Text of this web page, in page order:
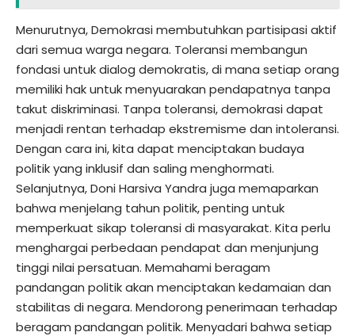
Menurutnya, Demokrasi membutuhkan partisipasi aktif
dari semua warga negara. Toleransi membangun
fondasi untuk dialog demokratis, di mana setiap orang
memiliki hak untuk menyuarakan pendapatnya tanpa
takut diskriminasi. Tanpa toleransi, demokrasi dapat
menjadi rentan terhadap ekstremisme dan intoleransi.
Dengan cara ini, kita dapat menciptakan budaya
politik yang inklusif dan saling menghormati.
Selanjutnya, Doni Harsiva Yandra juga memaparkan
bahwa menjelang tahun politik, penting untuk
memperkuat sikap toleransi di masyarakat. Kita perlu
menghargai perbedaan pendapat dan menjunjung
tinggi nilai persatuan. Memahami beragam
pandangan politik akan menciptakan kedamaian dan
stabilitas di negara. Mendorong penerimaan terhadap
beragam pandangan politik. Menyadari bahwa setiap